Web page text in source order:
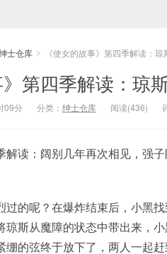
士仓库 > 《使女的故事》第四季解读：
》第四季解读：琼
09分 分类： 绅士仓库 阅读(436)
解读：阔别几年再次相见，强
的呢？在爆炸结束后，小黑
琼斯从魔障的状态中带出来，
的弦终于放下了，两人一起赶